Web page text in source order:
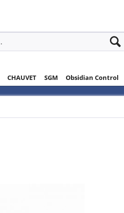
CHAUVET SGM Obsidian Control